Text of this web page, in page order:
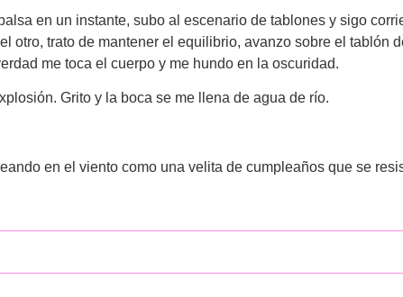
en un instante, subo al escenario de tablones y sigo
otro, trato de mantener el equilibrio, avanzo sobre el tablón
me toca el cuerpo y me hundo en la oscuridad.
Grito y la boca se me llena de agua de río.
en el viento como una velita de cumpleaños que se